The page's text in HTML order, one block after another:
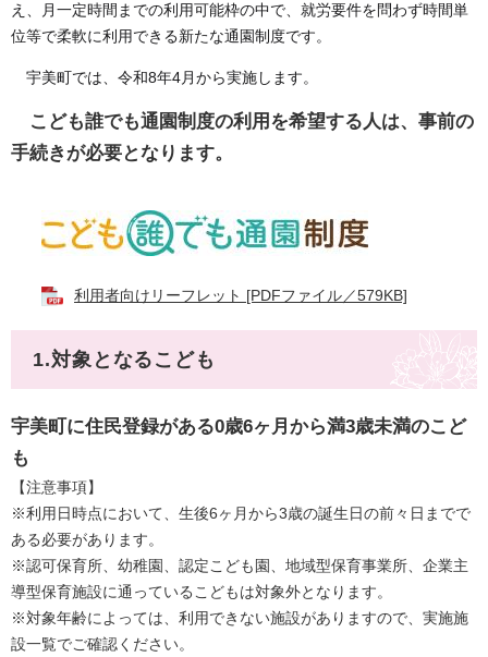
え、月一定時間までの利用可能枠の中で、就労要件を問わず時間単
位等で柔軟に利用できる新たな通園制度です。
宇美町では、令和8年4月から実施します。
こども誰でも通園制度の利用を希望する人は、事前の
手続きが必要となります。​
利用者向けリーフレット [PDFファイル／579KB]
1.対象となるこども
宇美町に住民登録がある0歳6ヶ月から満3歳未満のこど
も
【注意事項】
※利用日時点において、生後6ヶ月から3歳の誕生日の前々日までで
ある必要があります。
※認可保育所、幼稚園、認定こども園、地域型保育事業所、企業主
導型保育施設に通っているこどもは対象外となります。
※対象年齢によっては、利用できない施設がありますので、実施施
設一覧でご確認ください。​